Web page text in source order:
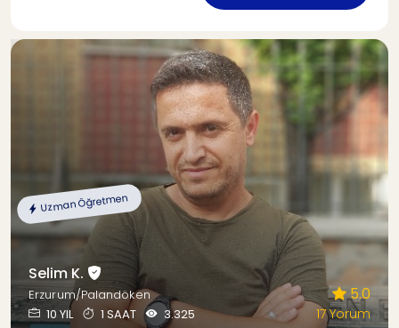
Uzman Öğretmen
Selim K.
Erzurum/Palandöken
10 YIL
1 SAAT 3.325
5.0
17 Yorum